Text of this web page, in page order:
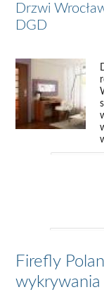
Drzwi
DGD
Firefly
wykrywania